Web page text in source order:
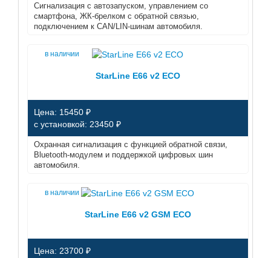
Сигнализация с автозапуском, управлением со
смартфона, ЖК-брелком с обратной связью,
подключением к CAN/LIN-шинам автомобиля.
в наличии
StarLine E66 v2 ECO
Цена: 15450 ₽
с установкой: 23450 ₽
Охранная сигнализация с функцией обратной связи,
Bluetooth-модулем и поддержкой цифровых шин
автомобиля.
в наличии
StarLine E66 v2 GSM ECO
Цена: 23700 ₽